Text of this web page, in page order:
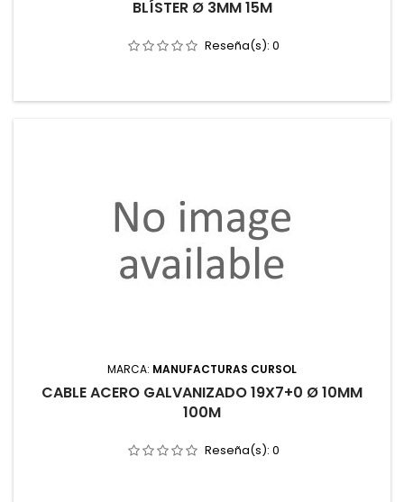
BLÍSTER Ø 3MM 15M
Reseña(s): 0
MARCA: MANUFACTURAS CURSOL
CABLE ACERO GALVANIZADO 19X7+0 Ø 10MM
100M
Reseña(s): 0